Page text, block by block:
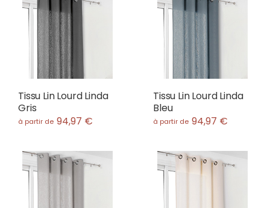
Tissu Lin Lourd Linda
Gris
à partir de 94,97 €
Tissu Lin Lourd Linda
Bleu
à partir de 94,97 €